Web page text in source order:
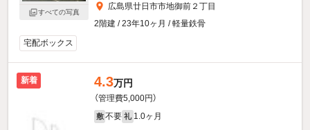
すべての写真
広島県廿日市市地御前２丁目
2階建 / 23年10ヶ月 / 軽量鉄骨
宅配ボックス
新着 4.3万円
（管理費5,000円）
敷 不要 礼 1.0ヶ月